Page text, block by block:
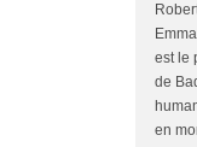
est le
de
en